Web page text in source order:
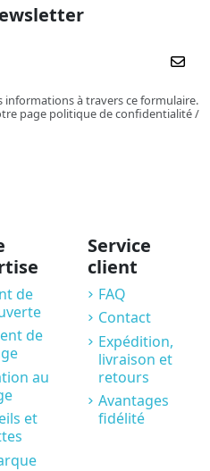
informations à travers ce formulaire.
page politique de confidentialité /
de
de
au
et
Service
client
FAQ
Contact
Expédition,
livraison et
retours
Avantages
fidélité